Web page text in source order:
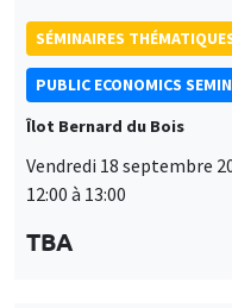
SÉMINAIRES
PUBLIC ECONOMICS
Îlot Bernard du Bois
Vendredi 18 septembre
12:00 à 13:00
TBA